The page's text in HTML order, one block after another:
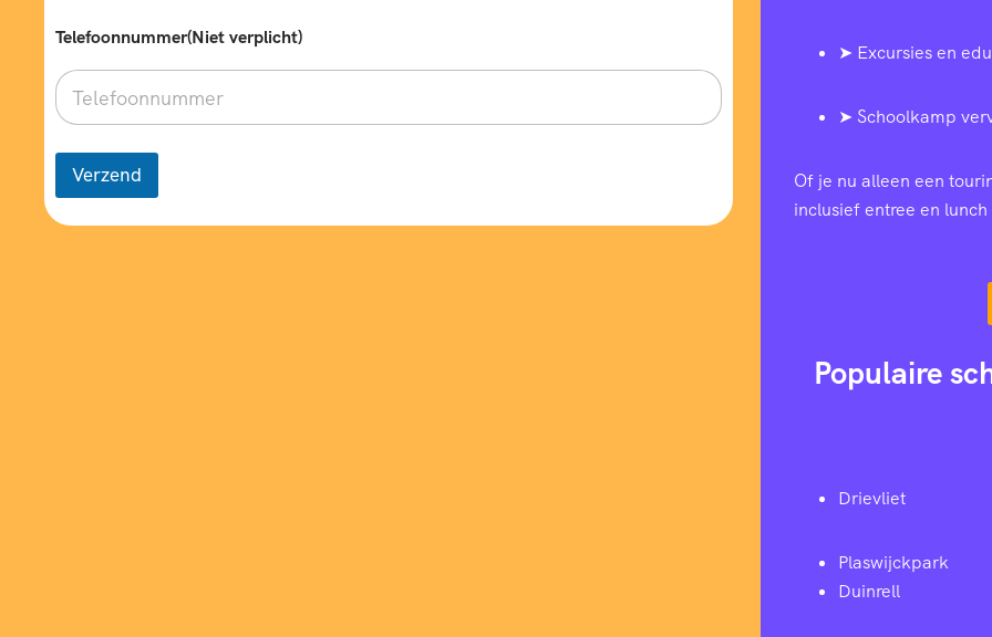
Telefoonnummer(Niet verplicht)
Verzend
➤ Excursies en
➤ Schoolkamp
Of je nu alleen een
inclusief entree en
Populaire
Drievliet
Plaswijckpark
Duinrell